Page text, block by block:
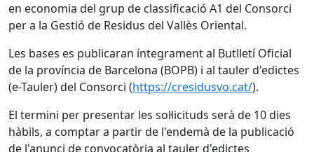
en economia del grup de classificació A1 del Consorci
per a la Gestió de Residus del Vallès Oriental.
Les bases es publicaran íntegrament al Butlletí Oficial
de la província de Barcelona (BOPB) i al tauler d'edictes
(e-Tauler) del Consorci (https://cresidusvo.cat/).
El termini per presentar les sol·licituds serà de 10 dies
hàbils, a comptar a partir de l'endemà de la publicació
de l'anunci de convocatòria al tauler d'edictes